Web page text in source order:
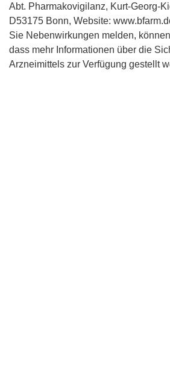
Abt. Pharmakovigilanz, Kurt-Georg-
D53175 Bonn, Website:
Sie Nebenwirkungen melden,
dass mehr Informationen über die
Arzneimittels zur Verfügung gestellt